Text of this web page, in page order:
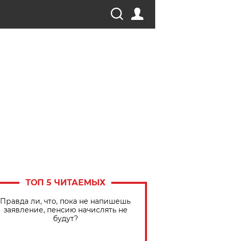
ТОП 5 ЧИТАЕМЫХ
Правда ли, что, пока не напишешь
заявление, пенсию начислять не
будут?